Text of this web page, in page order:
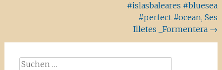
#islasbaleares #bluesea
#perfect #ocean, Ses
Illetes _Formentera →
Suchen